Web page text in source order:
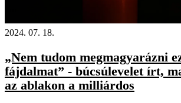
2024. 07. 18.
„Nem tudom megmagyarázni
fájdalmat” - búcsúlevelet írt,
az ablakon a milliárdos